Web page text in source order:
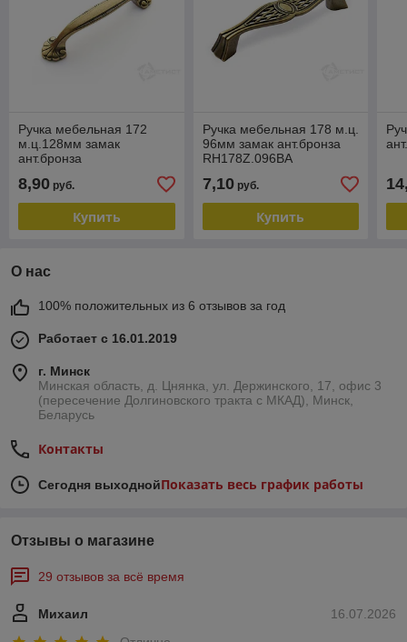
Ручка мебельная 172
м.ц.128мм замак
ант.бронза
8,90 руб.
Купить
Ручка мебельная 178 м.ц.
96мм замак ант.бронза
RH178Z.096BA
7,10руб.
Купить
О нас
100% положительных из 6 отзывов за год
Работает с 16.01.2019
г. Минск
Минская область, д. Цнянка, ул. Держинского, 17, офис 3
(пересечение Долгиновского тракта с МКАД), Минск,
Беларусь
Контакты
Сегодня выходнойПоказать весь график работы
Отзывы о магазине
29 отзывов за всё время
16.07.2026
Михаил